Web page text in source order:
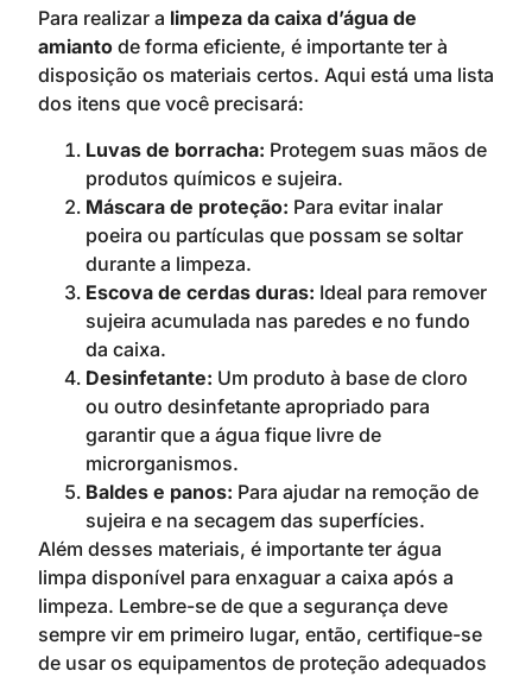
Para realizar a limpeza da caixa d’água de
amianto de forma eficiente, é importante ter à
disposição os materiais certos. Aqui está uma lista
dos itens que você precisará:
Luvas de borracha: Protegem suas mãos de
produtos químicos e sujeira.
Máscara de proteção: Para evitar inalar
poeira ou partículas que possam se soltar
durante a limpeza.
Escova de cerdas duras: Ideal para remover
sujeira acumulada nas paredes e no fundo
da caixa.
Desinfetante: Um produto à base de cloro
ou outro desinfetante apropriado para
garantir que a água fique livre de
microrganismos.
Baldes e panos: Para ajudar na remoção de
sujeira e na secagem das superfícies.
Além desses materiais, é importante ter água
limpa disponível para enxaguar a caixa após a
limpeza. Lembre-se de que a segurança deve
sempre vir em primeiro lugar, então, certifique-se
de usar os equipamentos de proteção adequados